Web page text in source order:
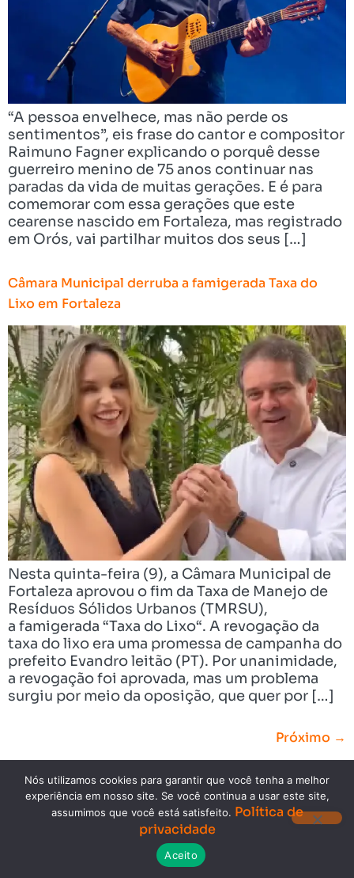
“A pessoa envelhece, mas não perde os
sentimentos”, eis frase do cantor e compositor
Raimuno Fagner explicando o porquê desse
guerreiro menino de 75 anos continuar nas
paradas da vida de muitas gerações. E é para
comemorar com essa gerações que este
cearense nascido em Fortaleza, mas registrado
em Orós, vai partilhar muitos dos seus […]
Câmara Municipal derruba a famigerada Taxa do
Lixo em Fortaleza
Nesta quinta-feira (9), a Câmara Municipal de
Fortaleza aprovou o fim da Taxa de Manejo de
Resíduos Sólidos Urbanos (TMRSU),
a famigerada “Taxa do Lixo“. A revogação da
taxa do lixo era uma promessa de campanha do
prefeito Evandro leitão (PT). Por unanimidade,
a revogação foi aprovada, mas um problema
surgiu por meio da oposição, que quer por […]
Próximo →
Copyright © 2023. Todos os direitos reservados.
Nós utilizamos cookies para garantir que você tenha a melhor
experiência em nosso site. Se você continua a usar este site,
assumimos que você está satisfeito. Política de
privacidade
Aceito